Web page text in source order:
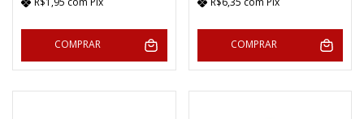
COMPRAR COMPRAR